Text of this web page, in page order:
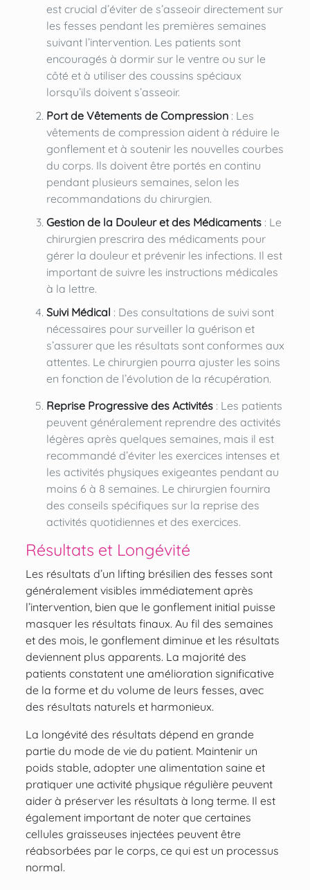
est crucial d’éviter de s’asseoir directement sur
les fesses pendant les premières semaines
suivant l’intervention. Les patients sont
encouragés à dormir sur le ventre ou sur le
côté et à utiliser des coussins spéciaux
lorsqu’ils doivent s’asseoir.
Port de Vêtements de Compression: Les
vêtements de compression aident à réduire le
gonflement et à soutenir les nouvelles courbes
du corps. Ils doivent être portés en continu
pendant plusieurs semaines, selon les
recommandations du chirurgien.
Gestion de la Douleur et des Médicaments: Le
chirurgien prescrira des médicaments pour
gérer la douleur et prévenir les infections. Il est
important de suivre les instructions médicales
à la lettre.
Suivi Médical : Des consultations de suivi sont
nécessaires pour surveiller la guérison et
s’assurer que les résultats sont conformes aux
attentes. Le chirurgien pourra ajuster les soins
en fonction de l’évolution de la récupération.
Reprise Progressive des Activités: Les patients
peuvent généralement reprendre des activités
légères après quelques semaines, mais il est
recommandé d’éviter les exercices intenses et
les activités physiques exigeantes pendant au
moins 6 à 8 semaines. Le chirurgien fournira
des conseils spécifiques sur la reprise des
activités quotidiennes et des exercices.
Résultats et Longévité
Les résultats d’un lifting brésilien des fesses sont
généralement visibles immédiatement après
l’intervention, bien que le gonflement initial puisse
masquer les résultats finaux. Au fil des semaines
et des mois, le gonflement diminue et les résultats
deviennent plus apparents. La majorité des
patients constatent une amélioration significative
de la forme et du volume de leurs fesses, avec
des résultats naturels et harmonieux.
La longévité des résultats dépend en grande
partie du mode de vie du patient. Maintenir un
poids stable, adopter une alimentation saine et
pratiquer une activité physique régulière peuvent
aider à préserver les résultats à long terme. Il est
également important de noter que certaines
cellules graisseuses injectées peuvent être
réabsorbées par le corps, ce qui est un processus
normal.